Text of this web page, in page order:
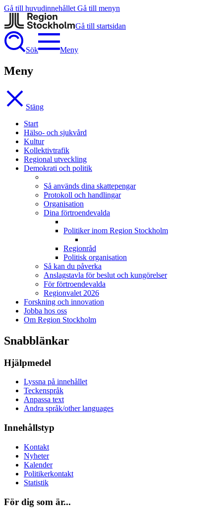
Gå till huvudinnehållet Gå till menyn
Gå till startsidan
Sök Meny
Meny
Stäng
Start
Hälso- och sjukvård
Kultur
Kollektivtrafik
Regional utveckling
Demokrati och politik
Så används dina skattepengar
Protokoll och handlingar
Organisation
Dina förtroendevalda
Politiker inom Region Stockholm
Regionråd
Politisk organisation
Så kan du påverka
Anslagstavla för beslut och kungörelser
För förtroendevalda
Regionvalet 2026
Forskning och innovation
Jobba hos oss
Om Region Stockholm
Snabblänkar
Hjälpmedel
Lyssna på innehållet
Teckenspråk
Anpassa text
Andra språk/other languages
Innehållstyp
Kontakt
Nyheter
Kalender
Politikerkontakt
Statistik
För dig som är...